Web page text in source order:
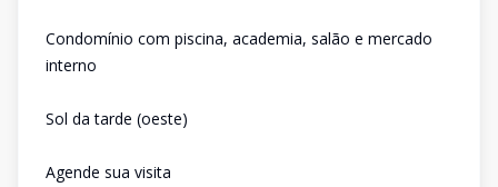
Condomínio com piscina, academia, salão e mercado
interno
Sol da tarde (oeste)
Agende sua visita